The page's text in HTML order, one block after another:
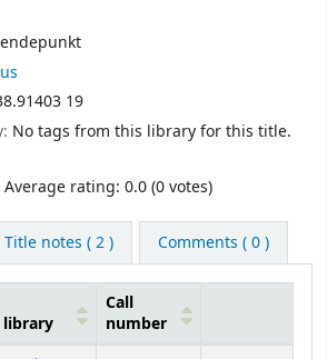
19
No tags from this library for this title.
Average rating: 0.0 (0 votes)
Title notes ( 2 ) Comments ( 0 )
library
Call
number